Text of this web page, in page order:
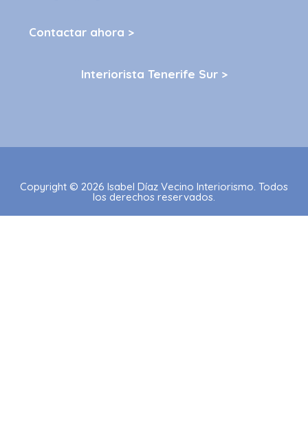
Interiorista Tenerife Sur >
Contactar ahora >
Copyright © 2026 Isabel Díaz Vecino Interiorismo. Todos
los derechos reservados.